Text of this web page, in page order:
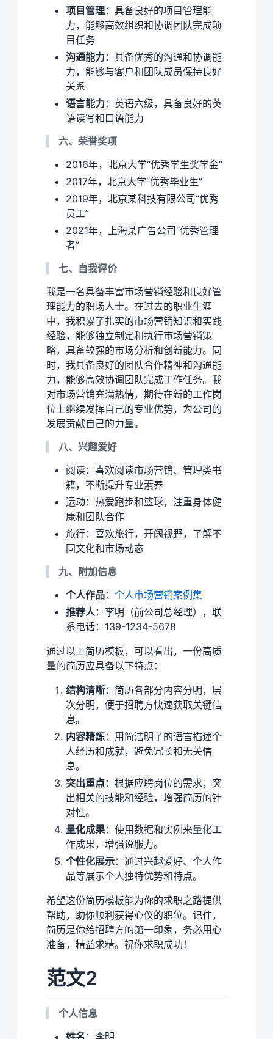
项目管理：具备良好的项目管理能
力，能够高效组织和协调团队完成项
目任务
沟通能力：具备优秀的沟通和协调能
力，能够与客户和团队成员保持良好
关系
语言能力：英语六级，具备良好的英
语读写和口语能力
六、荣誉奖项
2016年，北京大学“优秀学生奖学金”
2017年，北京大学“优秀毕业生”
2019年，北京某科技有限公司“优秀
员工”
2021年，上海某广告公司“优秀管理
者”
七、自我评价
我是一名具备丰富市场营销经验和良好管
理能力的职场人士。在过去的职业生涯
中，我积累了扎实的市场营销知识和实践
经验，能够独立制定和执行市场营销策
略，具备较强的市场分析和创新能力。同
时，我具备良好的团队合作精神和沟通能
力，能够高效协调团队完成工作任务。我
对市场营销充满热情，期待在新的工作岗
位上继续发挥自己的专业优势，为公司的
发展贡献自己的力量。
八、兴趣爱好
阅读：喜欢阅读市场营销、管理类书
籍，不断提升专业素养
运动：热爱跑步和篮球，注重身体健
康和团队合作
旅行：喜欢旅行，开阔视野，了解不
同文化和市场动态
九、附加信息
个人作品： 个人市场营销案例集
推荐人：李明（前公司总经理），联
系电话：139-1234-5678
通过以上简历模板，可以看出，一份高质
量的简历应具备以下特点：
结构清晰：简历各部分内容分明，层
次分明，便于招聘方快速获取关键信
息。
内容精炼：用简洁明了的语言描述个
人经历和成就，避免冗长和无关信
息。
突出重点：根据应聘岗位的需求，突
出相关的技能和经验，增强简历的针
对性。
量化成果：使用数据和实例来量化工
作成果，增强说服力。
个性化展示：通过兴趣爱好、个人作
品等展示个人独特优势和特点。
希望这份简历模板能为你的求职之路提供
帮助，助你顺利获得心仪的职位。记住，
简历是你给招聘方的第一印象，务必用心
准备，精益求精。祝你求职成功！
范文2
个人信息
姓名 ：李明